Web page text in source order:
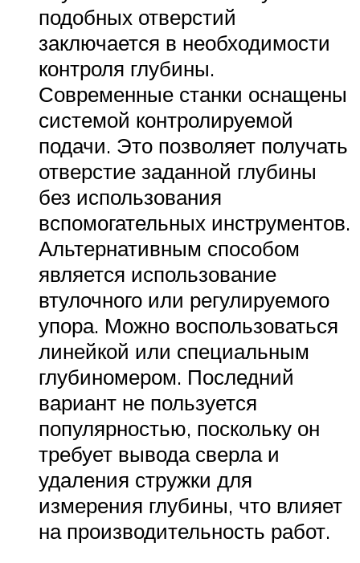
подобных отверстий
заключается в необходимости
контроля глубины.
Современные станки оснащены
системой контролируемой
подачи. Это позволяет получать
отверстие заданной глубины
без использования
вспомогательных инструментов.
Альтернативным способом
является использование
втулочного или регулируемого
упора. Можно воспользоваться
линейкой или специальным
глубиномером. Последний
вариант не пользуется
популярностью, поскольку он
требует вывода сверла и
удаления стружки для
измерения глубины, что влияет
на производительность работ.